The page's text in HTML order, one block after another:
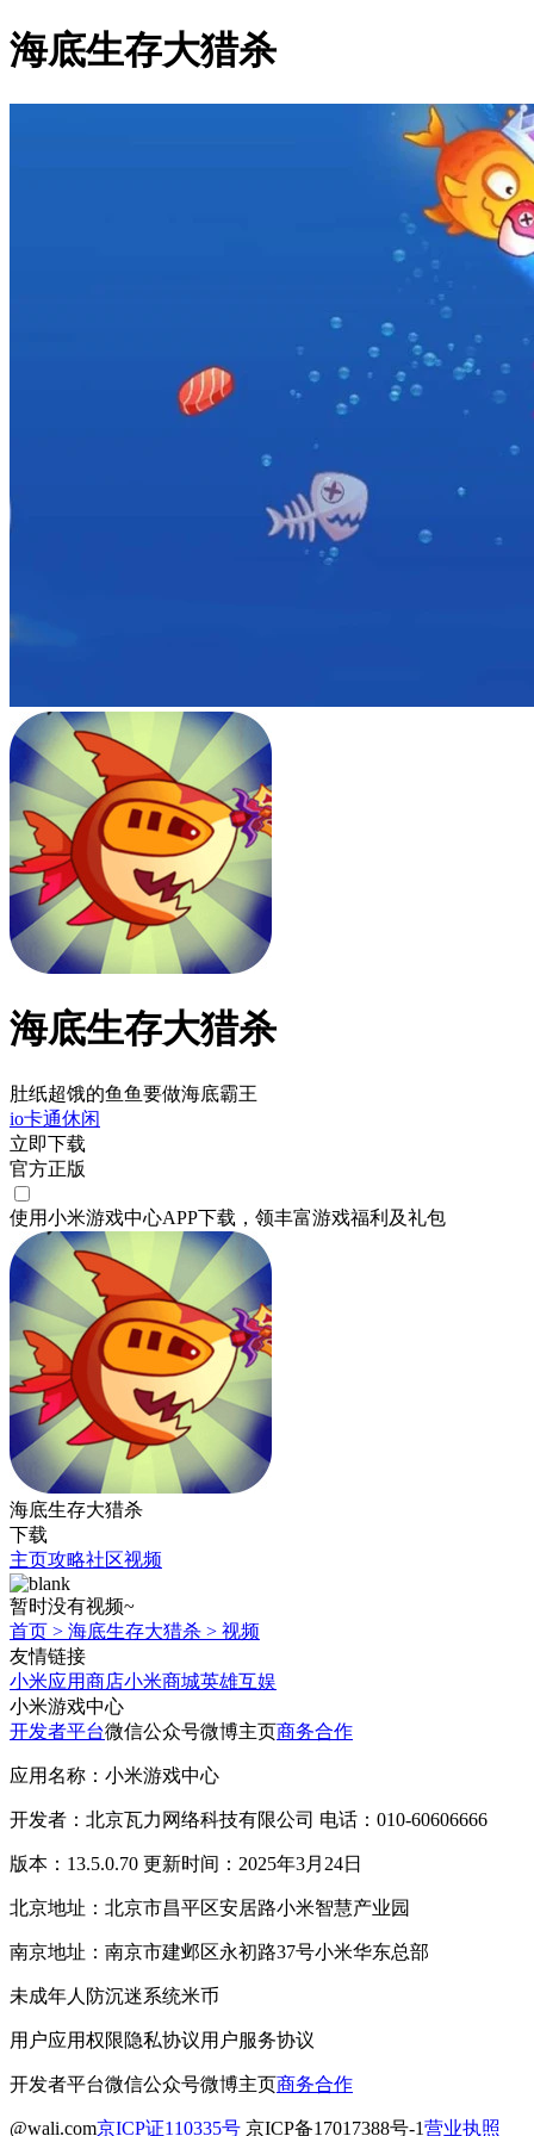
海底生存大猎杀
海底生存大猎杀
肚纸超饿的鱼鱼要做海底霸王
io卡通休闲
立即下载
官方正版
使用小米游戏中心APP下载 ，领丰富游戏福利 及礼包
海底生存大猎杀
下载
主页攻略社区视频
暂时没有视频~
首页 > 海底生存大猎杀 > 视频
友情链接
小米应用商店小米商城英雄互娱
小米游戏中心
开发者平台微信公众号微博主页商务合作
应用名称：小米游戏中心
开发者：北京瓦力网络科技有限公司 电话：010-60606666
版本：13.5.0.70 更新时间：2025年3月24日
北京地址：北京市昌平区安居路小米智慧产业园
南京地址：南京市建邺区永初路37号小米华东总部
未成年人防沉迷系统米币
用户应用权限隐私协议用户服务协议
开发者平台微信公众号微博主页商务合作
@wali.com京ICP证110335号 京ICP备17017388号-1营业执照